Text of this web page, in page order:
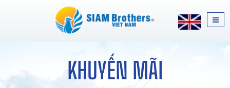
KHUYẾN MÃI